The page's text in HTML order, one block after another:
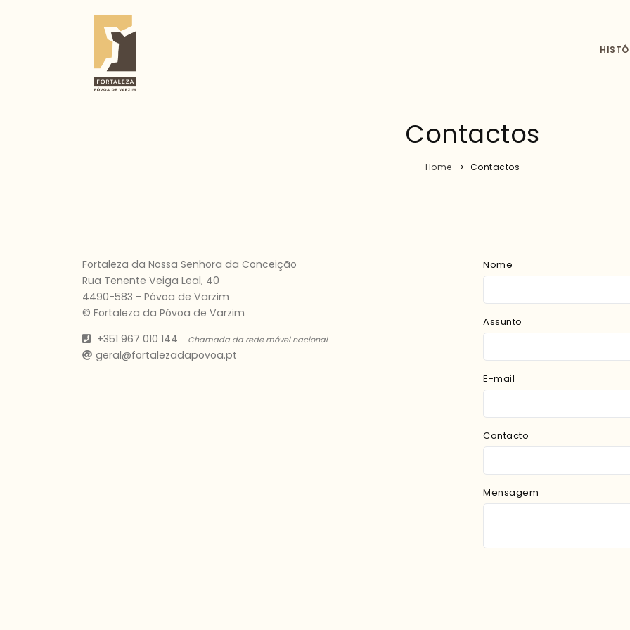
Contactos
Home Contactos
Fortaleza da Nossa Senhora da Conceição
Rua Tenente Veiga Leal, 40
4490-583 - Póvoa de Varzim
© Fortaleza da Póvoa de Varzim
+351 967 010 144
Chamada da rede móvel nacional
geral@fortalezadapovoa.pt
Nome
Assunto
E-mail
Contacto
Mensagem